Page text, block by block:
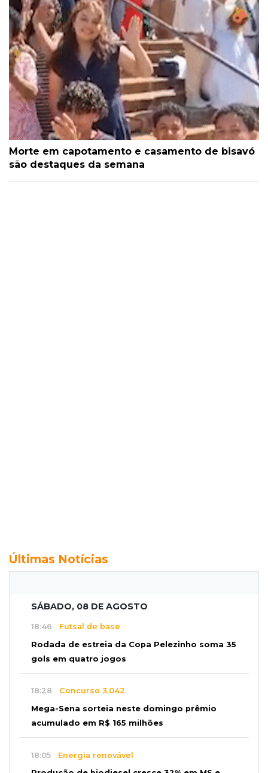
Morte em capotamento e casamento de bisavó
são destaques da semana
Últimas Notícias
SÁBADO, 08 DE AGOSTO
18:46 Futsal de base
Rodada de estreia da Copa Pelezinho soma 35
gols em quatro jogos
18:28 Concurso 3.042
Mega-Sena sorteia neste domingo prêmio
acumulado em R$ 165 milhões
18:05 Energia renovável